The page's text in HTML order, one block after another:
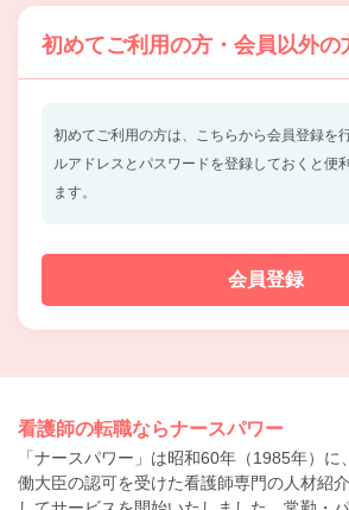
初めてご利用の方・会員以外の
初めてご利用の方は、こちらから会員登録を
ルアドレスとパスワードを登録しておくと便
ます。
会員登録
看護師の転職ならナースパワー
「ナースパワー」は昭和60年（1985年）
働大臣の認可を受けた看護師専門の人材紹